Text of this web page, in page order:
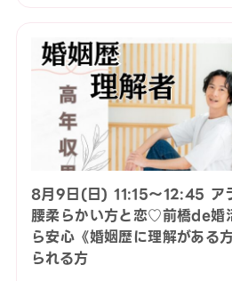
8月9日(日) 11:15〜12:45 ア
腰柔らかい方と恋♡前橋de婚
ら安心《婚姻歴に理解がある
られる方